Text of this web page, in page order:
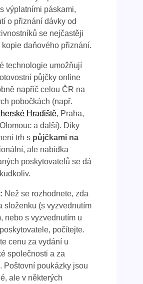
výplatními páskami,
o přiznání dávky od
se nejčastěji
daňového přiznání.
technologie umožňují
půjčky online
napříč celou ČR na
pobočkách (např.
Hradiště, Praha,
a další). Díky
trh s půjčkami na
ale nabídka
poskytovatelů se dá
Než se rozhodnete, zda
složenku (s vyzvednutím
nebo s vyzvednutím u
počítejte.
cenu za vydání u
společnosti a za
Poštovní poukázky jsou
ale v některých